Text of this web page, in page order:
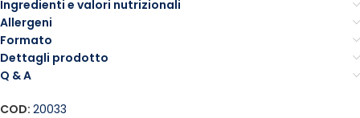
Ingredienti e valori nutrizionali
Allergeni
Formato
Dettagli prodotto
Q & A
COD: 20033